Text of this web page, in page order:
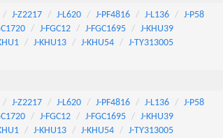
J-Z2217 J-L620 J-PF4816 J-L136
J-P58
J-FGC12 J-FGC1695
J-KHU39
J-KHU13 J-KHU54
J-TY313005
J-Z2217 J-L620 J-PF4816 J-L136
J-P58
J-FGC12 J-FGC1695
J-KHU39
J-KHU13 J-KHU54
J-TY313005